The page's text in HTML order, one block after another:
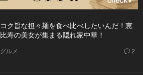
コク旨な担々麺を食べ比べしたいんだ！恵
比寿の美女が集まる隠れ家中華！
グルメ 2